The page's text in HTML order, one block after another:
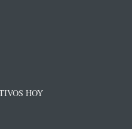
HOY